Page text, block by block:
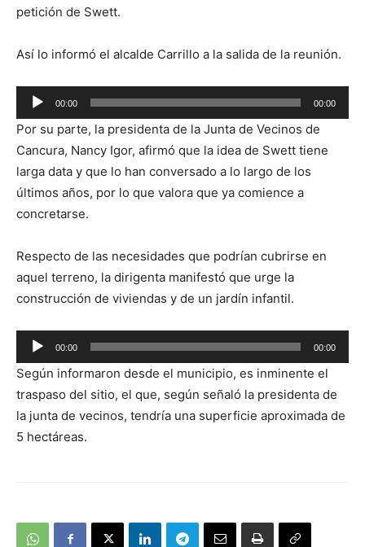
petición de Swett.
Así lo informó el alcalde Carrillo a la salida de la reunión.
Reproductor
de
audio
00:00 00:00
Por su parte, la presidenta de la Junta de Vecinos de
Cancura, Nancy Igor, afirmó que la idea de Swett tiene
larga data y que lo han conversado a lo largo de los
últimos años, por lo que valora que ya comience a
concretarse.
Respecto de las necesidades que podrían cubrirse en
aquel terreno, la dirigenta manifestó que urge la
construcción de viviendas y de un jardín infantil.
Reproductor
de
audio
00:00 00:00
Según informaron desde el municipio, es inminente el
traspaso del sitio, el que, según señaló la presidenta de
la junta de vecinos, tendría una superficie aproximada de
5 hectáreas.